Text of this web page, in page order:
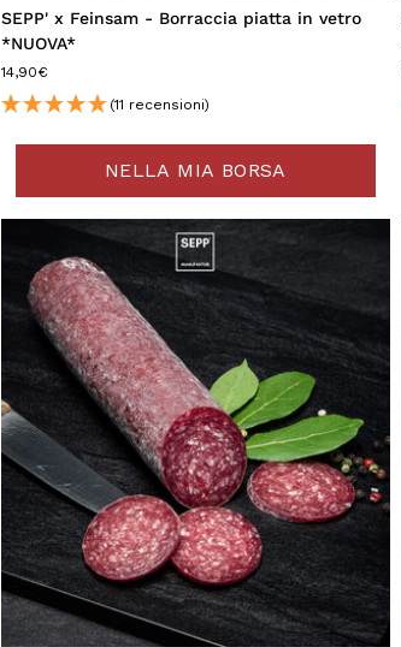
SEPP' x Feinsam - Borraccia piatta in vetro
*NUOVA*
14,90€
(11 recensioni)
NELLA MIA BORSA